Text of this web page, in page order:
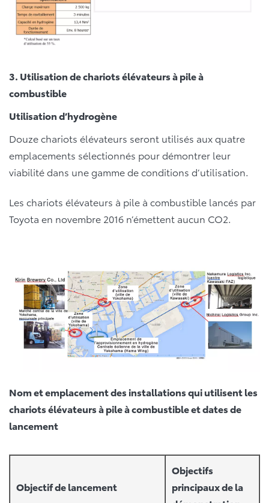
3. Utilisation de chariots élévateurs à pile à
combustible
Utilisation d’hydrogène
Douze chariots élévateurs seront utilisés aux quatre
emplacements sélectionnés pour démontrer leur
viabilité dans une gamme de conditions d’utilisation.
Les chariots élévateurs à pile à combustible lancés par
Toyota en novembre 2016 n’émettent aucun CO2
Nom et emplacement des installations qui utilisent les
chariots élévateurs à pile à combustible et dates de
lancement
Objectif de lancement
Objectifs
principaux de la